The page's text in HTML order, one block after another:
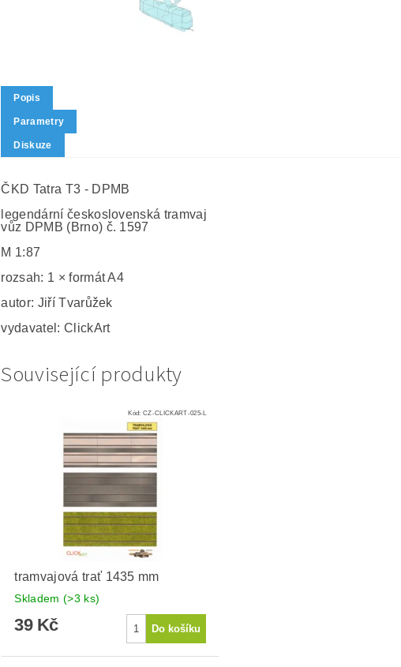
Popis
Parametry
Diskuze
ČKD Tatra T3 - DPMB
legendární československá tramvaj
vůz DPMB (Brno) č. 1597
M 1:87
rozsah: 1 × formát A4
autor: Jiří Tvarůžek
vydavatel: ClickArt
Související produkty
Kód:CZ-CLICKART-025-L
tramvajová trať 1435 mm
Skladem (>3 ks)
39 Kč